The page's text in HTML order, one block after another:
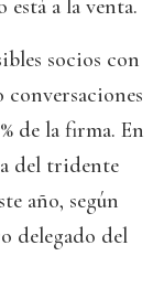
está a la venta.
socios con
conversaciones
de la firma. En
del tridente
año, según
delegado del